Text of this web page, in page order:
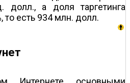
долл., а доля таргетинга
то есть 934 млн. долл.